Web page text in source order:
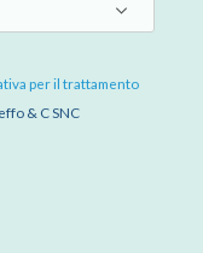
per il trattamento
& C SNC